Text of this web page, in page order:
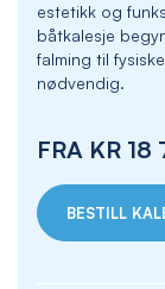
estetikk og
båtkalesje
falming til
nødvendig.
FRA KR
BESTILL
gallery